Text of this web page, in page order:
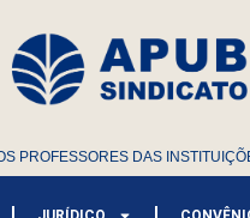
PROFESSORES DAS